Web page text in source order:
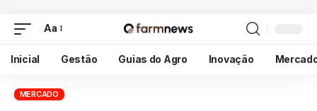
Aa
Inicial Gestão Guias do Agro Inovação
MERCADO